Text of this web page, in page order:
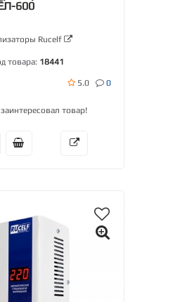
600
Rucelf
товара: 18441
5.0 0
товар!